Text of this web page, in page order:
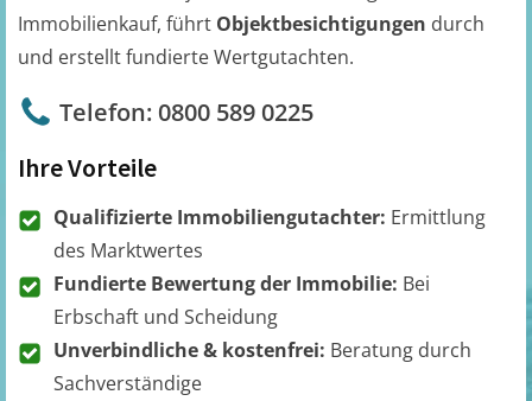
Immobilienkauf, führt Objektbesichtigungen durch
und erstellt fundierte Wertgutachten.
Telefon: 0800 589 0225
Ihre Vorteile
Qualifizierte Immobiliengutachter: Ermittlung
des Marktwertes
Fundierte Bewertung der Immobilie: Bei
Erbschaft und Scheidung
Unverbindliche & kostenfrei: Beratung durch
Sachverständige